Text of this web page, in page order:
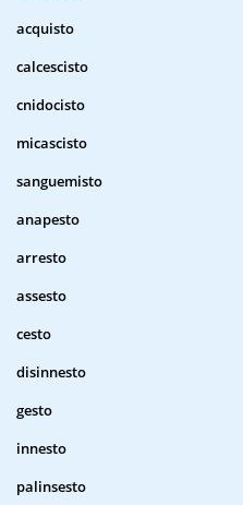
acquisto
calcescisto
cnidocisto
micascisto
sanguemisto
anapesto
arresto
assesto
cesto
disinnesto
gesto
innesto
palinsesto